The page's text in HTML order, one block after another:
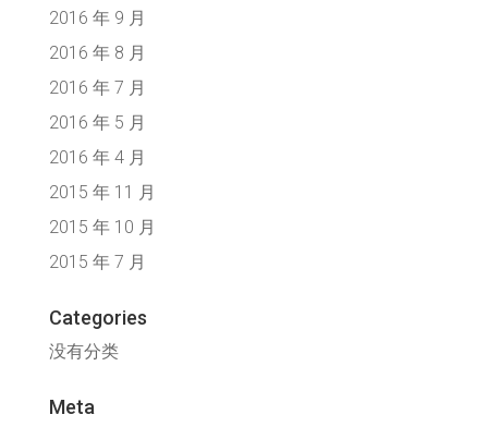
2016 年 9 月
2016 年 8 月
2016 年 7 月
2016 年 5 月
2016 年 4 月
2015 年 11 月
2015 年 10 月
2015 年 7 月
Categories
没有分类
Meta